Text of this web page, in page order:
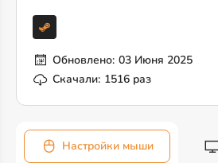
Обновлено: 03 Июня 2025
Скачали: 1516 раз
Настройки мыши